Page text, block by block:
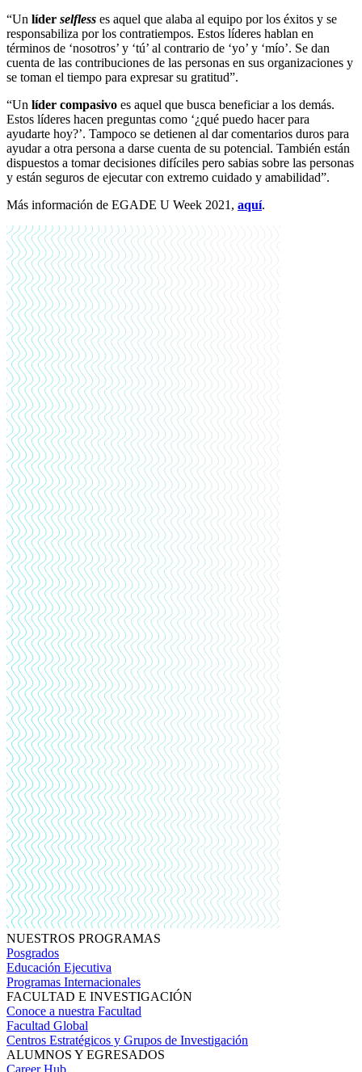
“Un líder selfless es aquel que alaba al equipo por los éxitos y se
responsabiliza por los contratiempos. Estos líderes hablan en
términos de ‘nosotros’ y ‘tú’ al contrario de ‘yo’ y ‘mío’. Se dan
cuenta de las contribuciones de las personas en sus organizaciones y
se toman el tiempo para expresar su gratitud”.
“Un líder compasivo es aquel que busca beneficiar a los demás.
Estos líderes hacen preguntas como ‘¿qué puedo hacer para
ayudarte hoy?’. Tampoco se detienen al dar comentarios duros para
ayudar a otra persona a darse cuenta de su potencial. También están
dispuestos a tomar decisiones difíciles pero sabias sobre las personas
y están seguros de ejecutar con extremo cuidado y amabilidad”.
Más información de EGADE U Week 2021, aquí.
NUESTROS PROGRAMAS
Posgrados
Educación Ejecutiva
Programas Internacionales
FACULTAD E INVESTIGACIÓN
Conoce a nuestra Facultad
Facultad Global
Centros Estratégicos y Grupos de Investigación
ALUMNOS Y EGRESADOS